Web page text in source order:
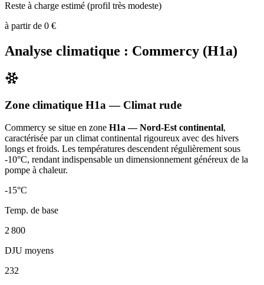
Reste à charge estimé (profil très modeste)
à partir de 0 €
Analyse climatique : Commercy (H1a)
Zone climatique H1a — Climat rude
Commercy se situe en zone H1a — Nord-Est continental,
caractérisée par un climat continental rigoureux avec des hivers
longs et froids. Les températures descendent régulièrement sous
-10°C, rendant indispensable un dimensionnement généreux de la
pompe à chaleur.
-15°C
Temp. de base
2 800
DJU moyens
232